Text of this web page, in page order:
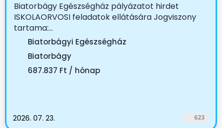
Biatorbágy Egészségház pályázatot hirdet
ISKOLAORVOSI feladatok ellátására Jogviszony
tartama:...
Biatorbágyi Egészségház
Biatorbágy
687.837 Ft / hónap
2026. 07. 23. 623